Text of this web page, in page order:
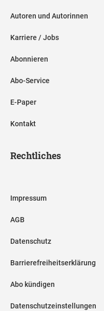
Autoren und Autorinnen
Karriere / Jobs
Abonnieren
Abo-Service
E-Paper
Kontakt
Rechtliches
Impressum
AGB
Datenschutz
Barrierefreiheitserklärung
Abo kündigen
Datenschutzeinstellungen